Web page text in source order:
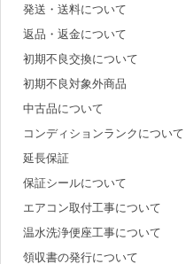
発送・送料について
返品・返金について
初期不良交換について
初期不良対象外商品
中古品について
コンディションランクについて
延長保証
保証シールについて
エアコン取付工事について
温水洗浄便座工事について
領収書の発行について